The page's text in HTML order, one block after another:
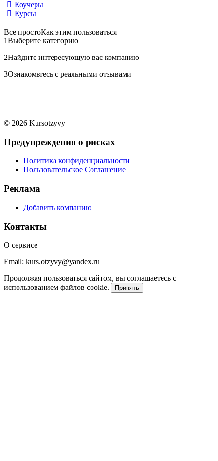
Коучеры
Курсы
Все простоКак этим пользоваться
1Выберите категорию
2Найдите интересующую вас компанию
3Ознакомьтесь с реальными отзывами
© 2026 Kursotzyvy
Предупреждения о рисках
Политика конфиденциальности
Пользовательское Соглашение
Реклама
Добавить компанию
Контакты
О сервисе
Email: kurs.otzyvy@yandex.ru
Продолжая пользоваться сайтом, вы соглашаетесь с
использованием файлов cookie.
Принять